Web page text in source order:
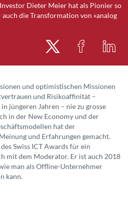
Dieter Meier hat als Pionier so
die Transformation von «analog
und optimistischen Missionen
und Risikoaffinität –
jüngeren Jahren – nie zu grosse
in der New Economy und der
hat der
Meinung und Erfahrungen gemacht.
Swiss ICT Awards für ein
mit dem Moderator. Er ist auch 2018
man als Offline-Unternehmer
kann.